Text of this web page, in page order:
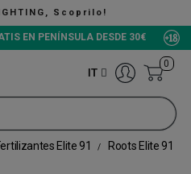
Scoprilo!
EN PENÍNSULA DESDE 30€
IT
0
Elite 91 Roots Elite 91